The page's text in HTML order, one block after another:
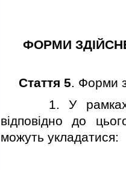
ФОРМИ
Стаття 5. Форми
1. У рамках
вiдповiдно до
можуть укладатися: